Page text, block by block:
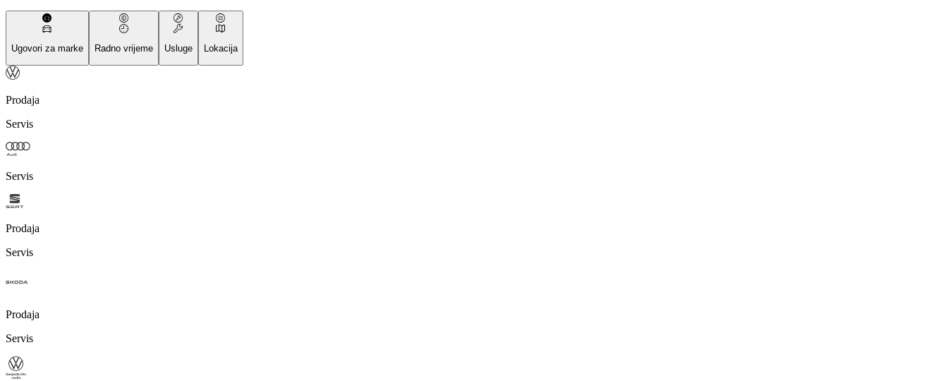
Ugovori za marke Radno vrijeme Usluge Lokacija
Prodaja
Servis
Servis
Prodaja
Servis
Prodaja
Servis